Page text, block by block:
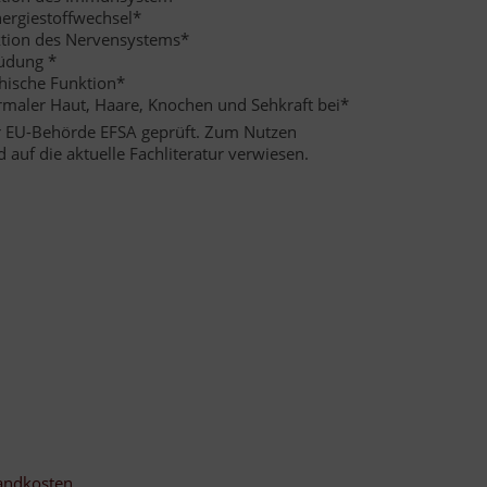
des Nervensystems*
*
Funktion*
Haut, Haare, Knochen und Sehkraft bei*
Behörde EFSA geprüft. Zum Nutzen
auf die aktuelle Fachliteratur verwiesen.